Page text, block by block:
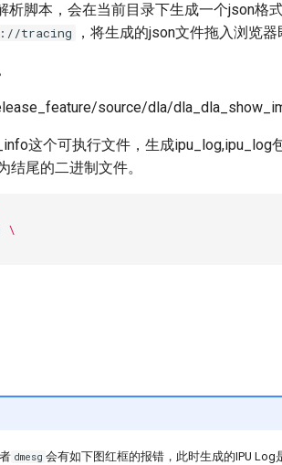
析脚本，会在当前目录下生成一个json格
tracing ，将生成的json文件拖入浏览器
source/dla/
这个可执行文件，生成ipu_log,ipu_log
结尾的二进制文件。
\
dmesg 会有如下图红框的报错，此时生成的IPU Log